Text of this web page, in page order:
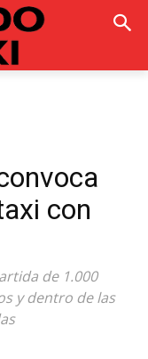
con
de 1.000
y dentro de las